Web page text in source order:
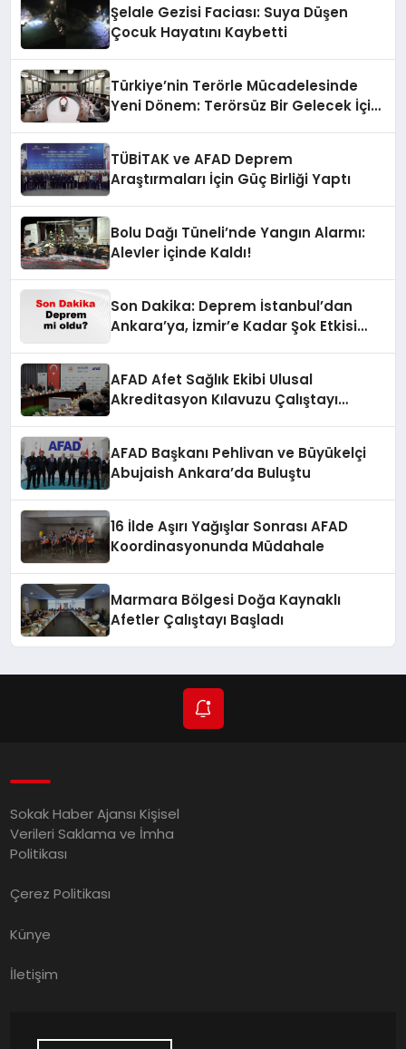
Şelale Gezisi Faciası: Suya Düşen
Çocuk Hayatını Kaybetti
Türkiye’nin Terörle Mücadelesinde
Yeni Dönem: Terörsüz Bir Gelecek İçin
TÜBİTAK ve AFAD Deprem
Araştırmaları İçin Güç Birliği Yaptı
Bolu Dağı Tüneli’nde Yangın Alarmı:
Alevler İçinde Kaldı!
Son Dakika: Deprem İstanbul’dan
Ankara’ya, İzmir’e Kadar Şok Etkisi
AFAD Afet Sağlık Ekibi Ulusal
Akreditasyon Kılavuzu Çalıştayı
AFAD Başkanı Pehlivan ve Büyükelçi
Abujaish Ankara’da Buluştu
16 İlde Aşırı Yağışlar Sonrası AFAD
Koordinasyonunda Müdahale
Marmara Bölgesi Doğa Kaynaklı
Afetler Çalıştayı Başladı
Sokak Haber Ajansı Kişisel
Verileri Saklama ve İmha
Politikası
Çerez Politikası
Künye
İletişim